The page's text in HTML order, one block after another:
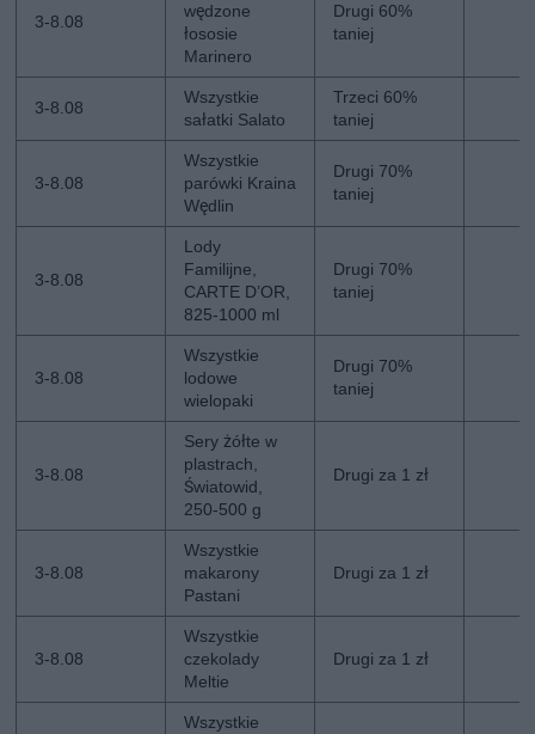
3-8.08
wędzone
łososie
Marinero
Drugi 60%
taniej
3-8.08
Wszystkie
sałatki Salato
Trzeci 60%
taniej
3-8.08
Wszystkie
parówki Kraina
Wędlin
Drugi 70%
taniej
3-8.08
Lody
Familijne,
CARTE D’OR,
825-1000 ml
Drugi 70%
taniej
3-8.08
Wszystkie
lodowe
wielopaki
Drugi 70%
taniej
3-8.08
Sery żółte w
plastrach,
Światowid,
250-500 g
Drugi za 1 zł
3-8.08
Wszystkie
makarony
Pastani
Drugi za 1 zł
3-8.08
Wszystkie
czekolady
Meltie
Drugi za 1 zł
Wszystkie